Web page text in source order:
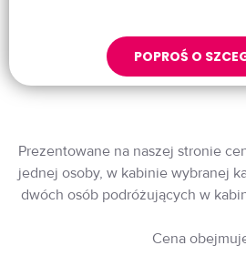
POPROŚ O
Prezentowane na naszej stronie
jednej osoby, w kabinie wybranej
dwóch osób podróżujących w
Cena